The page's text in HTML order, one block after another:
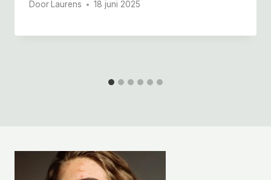
Door Laurens 18 juni 2025